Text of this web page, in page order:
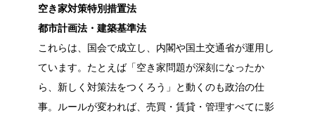
空き家対策特別措置法
都市計画法・建築基準法
これらは、国会で成立し、内閣や国土交通省が運用し
ています。たとえば「空き家問題が深刻になったか
ら、新しく対策法をつくろう」と動くのも政治の仕
事。ルールが変われば、売買・賃貸・管理すべてに影